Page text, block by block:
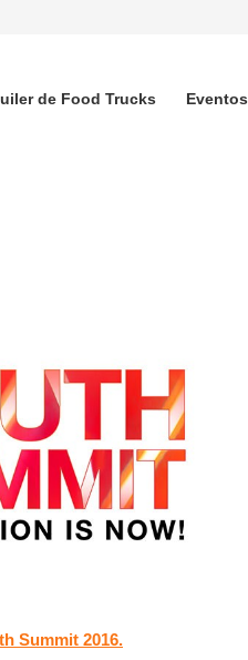
de Food Trucks Eventos
Summit 2016.